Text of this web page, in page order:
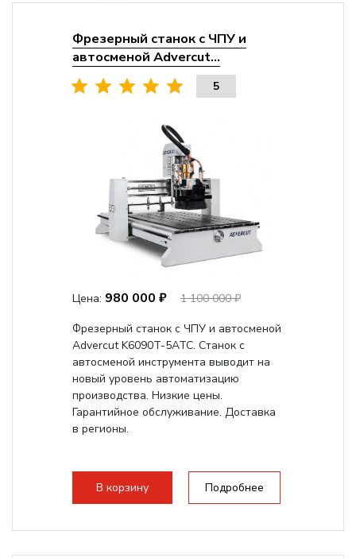
Фрезерный станок с ЧПУ и
автосменой Advercut...
5
Цена: 980 000 ₽
1 100 000 ₽
Фрезерный станок с ЧПУ и автосменой
Advercut K6090T-5ATC. Станок с
автосменой инструмента выводит на
новый уровень автоматизацию
производства. Низкие цены.
Гарантийное обслуживание. Доставка
в регионы.
В корзину Подробнее